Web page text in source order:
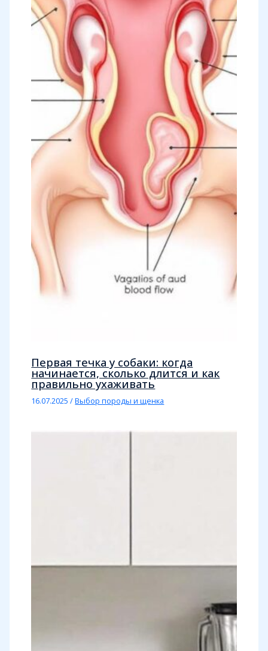
Первая течка у собаки: когда
начинается, сколько длится и как
правильно ухаживать
16.07.2025/Выбор породы и щенка